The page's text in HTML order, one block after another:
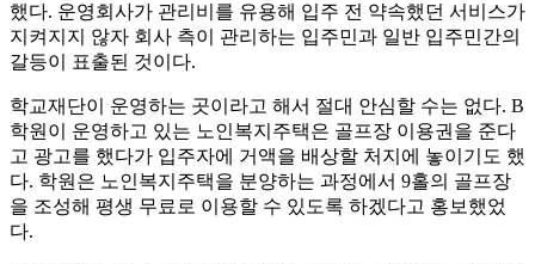
했다. 운영회사가 관리비를 유용해 입주 전 약속했던 서비스가
지켜지지 않자 회사 측이 관리하는 입주민과 일반 입주민간의
갈등이 표출된 것이다.
학교재단이 운영하는 곳이라고 해서 절대 안심할 수는 없다. B
학원이 운영하고 있는 노인복지주택은 골프장 이용권을 준다
고 광고를 했다가 입주자에 거액을 배상할 처지에 놓이기도 했
다. 학원은 노인복지주택을 분양하는 과정에서 9홀의 골프장
을 조성해 평생 무료로 이용할 수 있도록 하겠다고 홍보했었
다.